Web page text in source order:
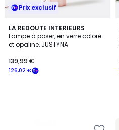
Prix exclusif
LA REDOUTE INTERIEURS
Lampe à poser, en verre coloré
et opaline, JUSTYNA
126,02 €
139,99 €